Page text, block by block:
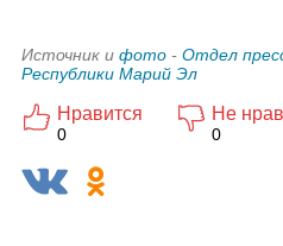
Источник и фото - Отдел
Республики Марий Эл
Нравится
0
Не
0